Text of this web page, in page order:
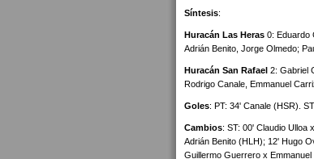
Síntesis:
Huracán Las Heras 0: Eduardo
Adrián Benito, Jorge Olmedo;
Huracán San Rafael 2: Gabriel
Rodrigo Canale, Emmanuel
Goles: PT: 34' Canale (HSR).
Cambios: ST: 00' Claudio Ulloa
Adrián Benito (HLH); 12' Hugo
Guillermo Guerrero x Emmanuel